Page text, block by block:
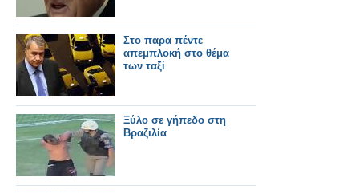
Στο παρα πέντε
απεμπλοκή στο θέμα
των ταξί
Ξύλο σε γήπεδο στη
Βραζιλία